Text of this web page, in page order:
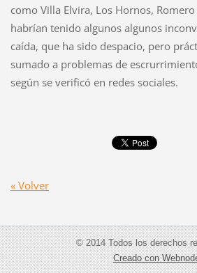
como Villa Elvira, Los Hornos,
habrían tenido algunos algunos
caída, que ha sido despacio, pero
sumado a problemas de
según se verificó en redes sociales.
« Volver
© 2014 Todos los derechos
Creado con